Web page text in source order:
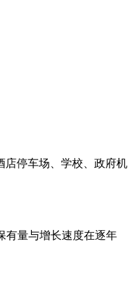
店停车场、学校、政府机
有量与增长速度在逐年